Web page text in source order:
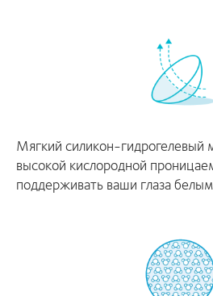
Мягкий силикон-гидрогелевый
высокой кислородной
поддерживать ваши глаза